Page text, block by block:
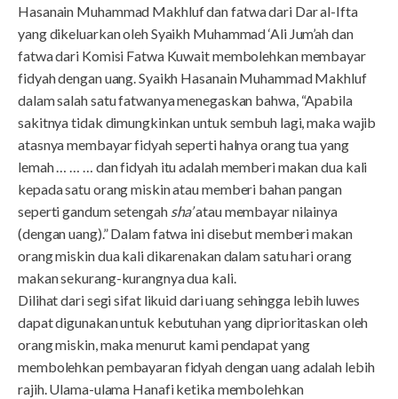
Hasanain Muhammad Makhluf dan fatwa dari Dar al-Ifta
yang dikeluarkan oleh Syaikh Muhammad ‘Ali Jum’ah dan
fatwa dari Komisi Fatwa Kuwait membolehkan membayar
fidyah dengan uang. Syaikh Hasanain Muhammad Makhluf
dalam salah satu fatwanya menegaskan bahwa, “Apabila
sakitnya tidak dimungkinkan untuk sembuh lagi, maka wajib
atasnya membayar fidyah seperti halnya orang tua yang
lemah … … … dan fidyah itu adalah memberi makan dua kali
kepada satu orang miskin atau memberi bahan pangan
seperti gandum setengah sha’atau membayar nilainya
(dengan uang).” Dalam fatwa ini disebut memberi makan
orang miskin dua kali dikarenakan dalam satu hari orang
makan sekurang-kurangnya dua kali.
Dilihat dari segi sifat likuid dari uang sehingga lebih luwes
dapat digunakan untuk kebutuhan yang diprioritaskan oleh
orang miskin, maka menurut kami pendapat yang
membolehkan pembayaran fidyah dengan uang adalah lebih
rajih. Ulama-ulama Hanafi ketika membolehkan